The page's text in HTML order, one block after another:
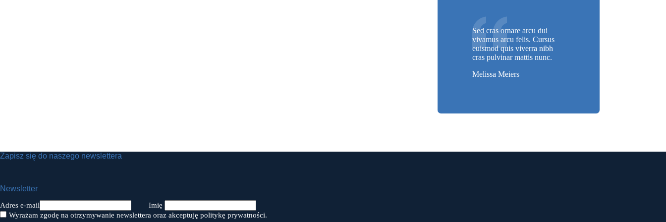
Sed cras ornare arcu dui
vivamus arcu felis. Cursus
euismod quis viverra nibh
cras pulvinar mattis nunc.
Melissa Meiers
Zapisz się do naszego newslettera
Newsletter
Adres e-mail
Imię
Wyrażam zgodę na otrzymywanie newslettera oraz akceptuję politykę prywatności.